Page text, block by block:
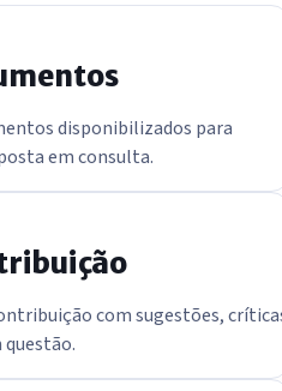
disponibilizados para
em consulta.
com sugestões,
questão.